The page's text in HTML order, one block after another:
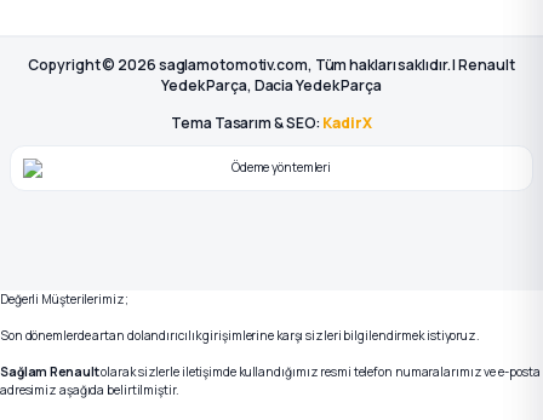
Copyright © 2026 saglamotomotiv.com, Tüm hakları saklıdır. | Renault
Yedek Parça, Dacia Yedek Parça
Tema Tasarım & SEO: KadirX
Değerli Müşterilerimiz;
Son dönemlerde artan dolandırıcılık girişimlerine karşı sizleri bilgilendirmek istiyoruz.
Sağlam Renaultolarak sizlerle iletişimde kullandığımız resmi telefon numaralarımız ve e-posta
adresimiz aşağıda belirtilmiştir.